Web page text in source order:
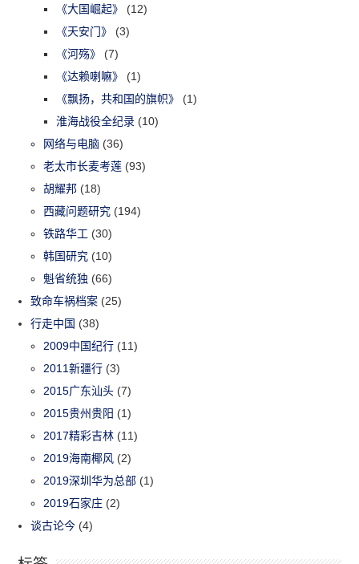
《大国崛起》
(12)
《天安门》
(3)
《河殇》
(7)
《达赖喇嘛》
(1)
《飘扬，共和国的旗帜》
(1)
淮海战役全纪录 (10)
网络与电脑 (36)
老太市长麦考莲 (93)
胡耀邦 (18)
西藏问题研究 (194)
铁路华工 (30)
韩国研究 (10)
魁省统独 (66)
致命车祸档案 (25)
行走中国 (38)
2009中国纪行 (11)
2011新疆行 (3)
2015广东汕头 (7)
2015贵州贵阳 (1)
2017精彩吉林 (11)
2019海南椰风 (2)
2019深圳华为总部 (1)
2019石家庄 (2)
谈古论今 (4)